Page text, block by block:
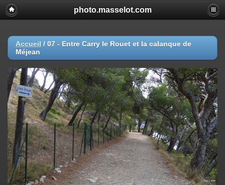
photo.masselot.com
Accueil / 07 - Entre Carry le Rouet et la calanque de
Méjean